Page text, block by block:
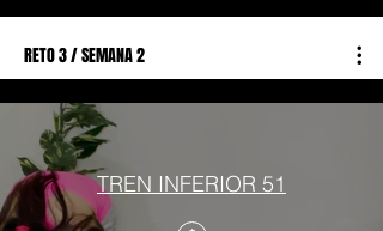
RETO 3 / SEMANA 2
TREN INFERIOR 51